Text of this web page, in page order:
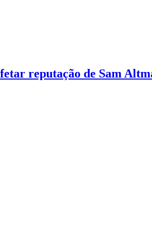
reputação de Sam